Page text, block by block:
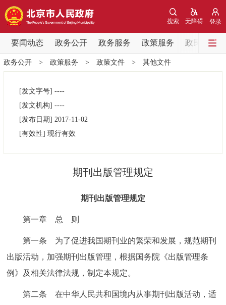
登录
无障碍
搜索
要闻动态 政务公开 政务服务 政策服务 政民互动
要闻动态
党中央精神 国务院信息 中央部委动态
北京要闻
政务公开
机构职能
决策公开 专题公开
个人服务 法人服务 部门服务
政务公开> 政策服务 > 政策文件> 其他文件
[发文字号] ----
[发文机构] ----
[发布日期] 2017-11-02
[有效性] 现行有效
期刊出版管理规定
期刊出版管理规定
第一章 总 则
第一条 为了促进我国期刊业的繁荣和发展，规范期刊
出版活动，加强期刊出版管理，根据国务院《出版管理条
例》及相关法律法规，制定本规定。
第二条 在中华人民共和国境内从事期刊出版活动，适